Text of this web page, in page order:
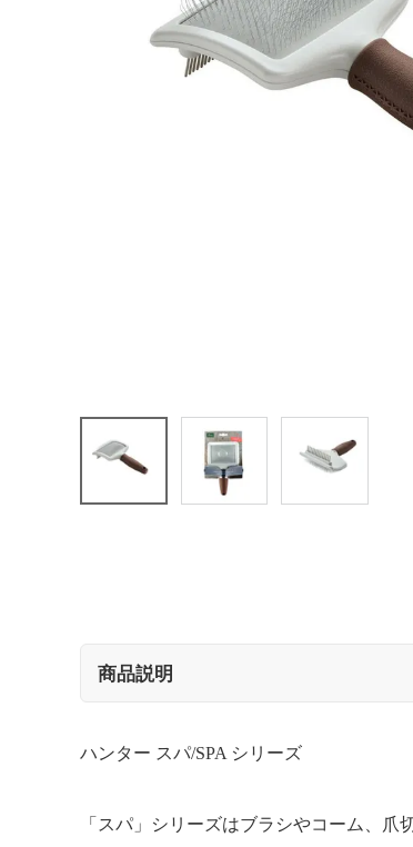
商品説明
ハンター スパ/SPA シリーズ
「スパ」シリーズはブラシやコーム、爪